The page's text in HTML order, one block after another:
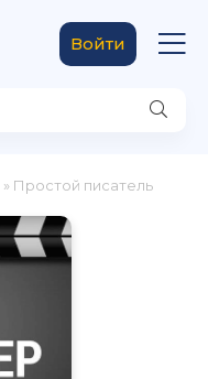
Войти
» Простой писатель